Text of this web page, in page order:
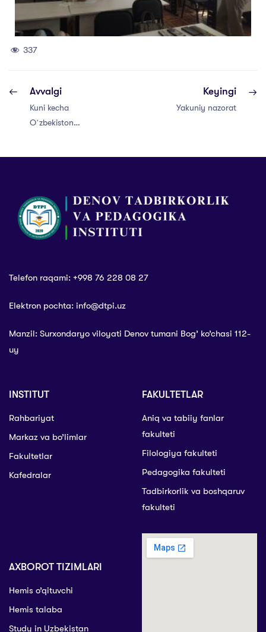
337
Avvalgi
Kuni kecha
Oʻzbekiston
viloyatida Dzyudo
sport turi
boʻyicha ochiq
turniri o’tkazildi.
Keyingi
Yakuniy nazorat
Telefon raqami: +998 76 228 08 27
Elektron pochta: info@dtpi.uz
Manzil: Surxondaryo viloyati Denov tumani Bog’ ko’chasi 112-
uy
INSTITUT
Rahbariyat
Markaz va bo’limlar
Fakultetlar
Kafedralar
FAKULTETLAR
Aniq va tabiiy fanlar
fakulteti
Filologiya fakulteti
Pedagogika fakulteti
Tadbirkorlik va boshqaruv
fakulteti
AXBOROT TIZIMLARI
Hemis o’qituvchi
Hemis talaba
Study in Uzbekistan